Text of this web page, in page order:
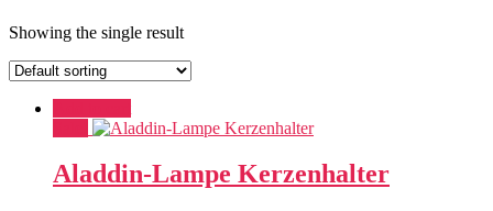
Showing the single result
Aladdin-Lampe Kerzenhalter